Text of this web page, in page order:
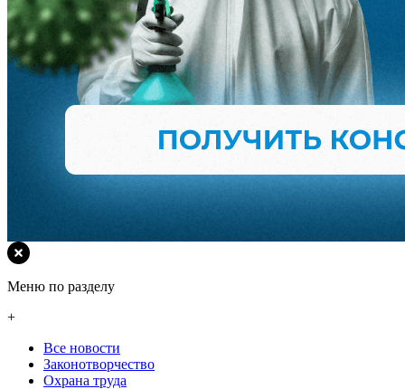
Меню по разделу
+
Все новости
Законотворчество
Охрана труда